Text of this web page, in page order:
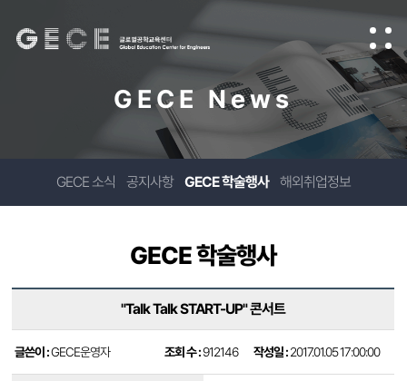
GECE News
GECE 소식 공지사항 GECE 학술행사 해외취업정보
GECE 학술행사
"Talk Talk START-UP" 콘서트
글쓴이 :GECE운영자 조회 수 :912146 작성일 :2017.01.05 17:00:00